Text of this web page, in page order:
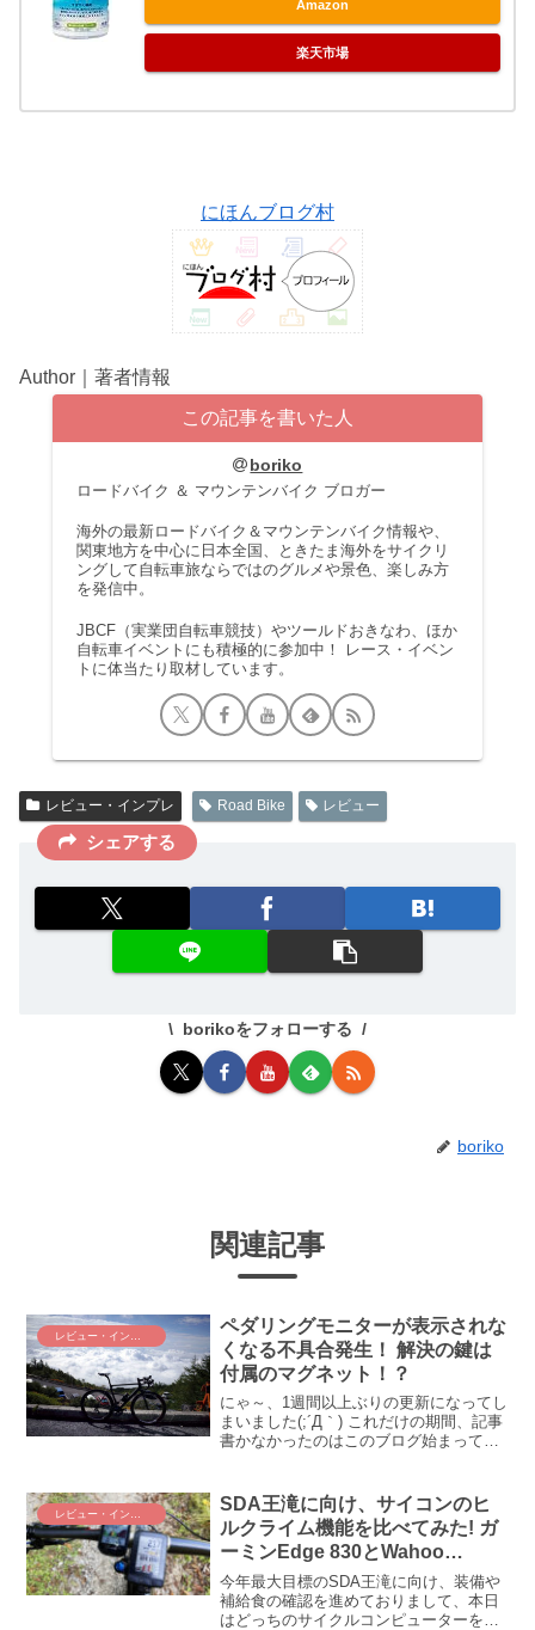
Amazon
楽天市場
にほんブログ村
Author｜著者情報
この記事を書いた人
boriko
ロードバイク ＆ マウンテンバイク ブロガー
海外の最新ロードバイク＆マウンテンバイク情報や、
関東地方を中心に日本全国、ときたま海外をサイクリ
ングして自転車旅ならではのグルメや景色、楽しみ方
を発信中。
JBCF（実業団自転車競技）やツールドおきなわ、ほか
自転車イベントにも積極的に参加中！ レース・イベン
トに体当たり取材しています。
レビュー・インプレ Road Bike レビュー
シェアする
borikoをフォローする
boriko
関連記事
ペダリングモニターが表示されな
くなる不具合発生！ 解決の鍵は
付属のマグネット！？
にゃ～、1週間以上ぶりの更新になってし
まいました(;´Д｀) これだけの期間、記事
書かなかったのはこのブログ始まって以
久しぶりの更新ながら、話題はペダリ...
レビュー・インプレ
SDA王滝に向け、サイコンのヒ
ルクライム機能を比べてみた! ガ
ーミンEdge 830とWahoo
ELEMNT ROAMはどっちが使い
やすかった？
今年最大目標のSDA王滝に向け、装備や
補給食の確認を進めておりまして、本日
はどっちのサイクルコンピューターを本